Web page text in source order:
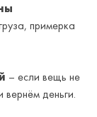
примерка
– если вещь не
деньги.